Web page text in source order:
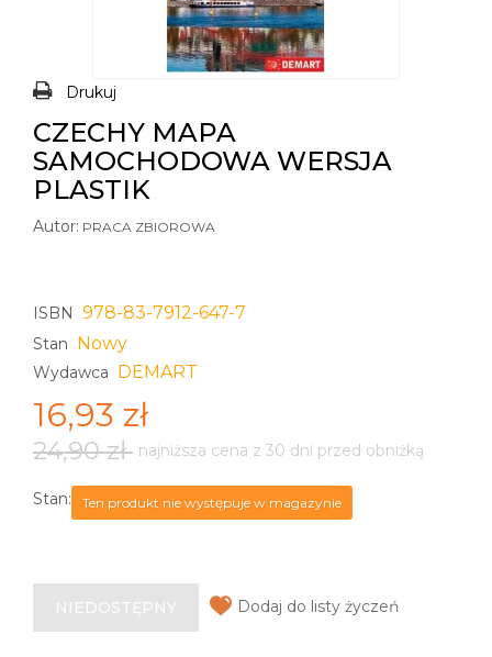
Drukuj
CZECHY MAPA
SAMOCHODOWA WERSJA
PLASTIK
Autor: PRACA ZBIOROWA
ISBN 978-83-7912-647-7
Stan Nowy
Wydawca DEMART
16,93 zł
24,90 zł najniższa cena z 30 dni przed obniżką
Stan: Ten produkt nie występuje w magazynie
NIEDOSTĘPNY Dodaj do listy życzeń